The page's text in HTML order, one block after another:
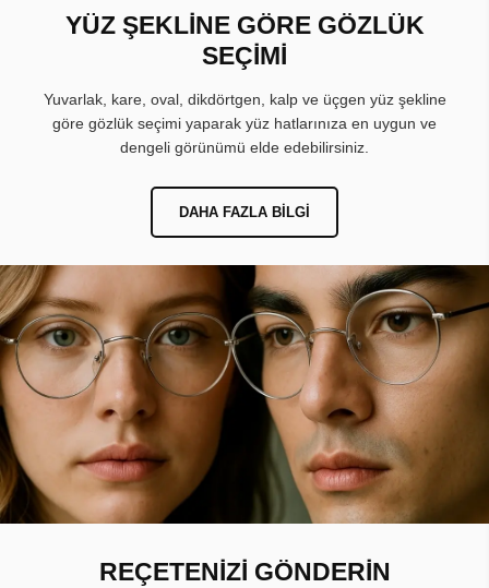
YÜZ ŞEKLİNE GÖRE GÖZLÜK
SEÇİMİ
Yuvarlak, kare, oval, dikdörtgen, kalp ve üçgen yüz şekline
göre gözlük seçimi yaparak yüz hatlarınıza en uygun ve
dengeli görünümü elde edebilirsiniz.
DAHA FAZLA BILGI
REÇETENİZİ GÖNDERİN